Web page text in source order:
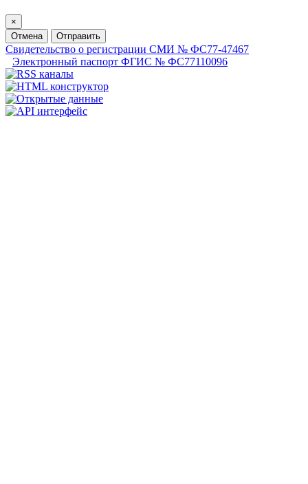
×
Отмена
Отправить
Свидетельство о регистрации СМИ № ФС77-47467
Электронный паспорт ФГИС № ФС77110096